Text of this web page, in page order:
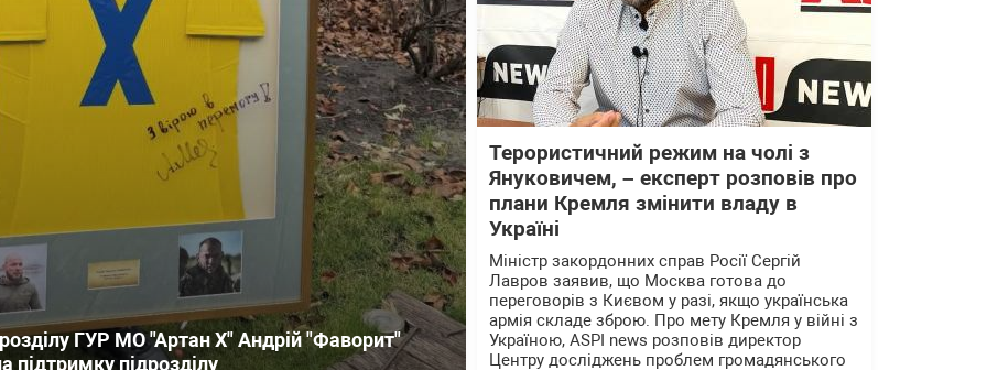
ГУР МО "Артан Х" Андрій "Фаворит"
підтримку підрозділу
Терористичний режим на чолі з
Януковичем, – експерт розповів про
плани Кремля змінити владу в
Україні
Міністр закордонних справ Росії Сергій
Лавров заявив, що Москва готова до
переговорів з Києвом у разі, якщо українська
армія складе зброю. Про мету Кремля у війні з
Україною, ASPI news розповів директор
Центру досліджень проблем громадянського